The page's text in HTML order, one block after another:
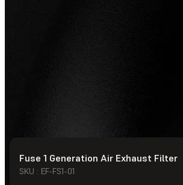
Fuse 1 Generation Air Exhaust Filter
SKU : EF-FS1-01© Formlabs